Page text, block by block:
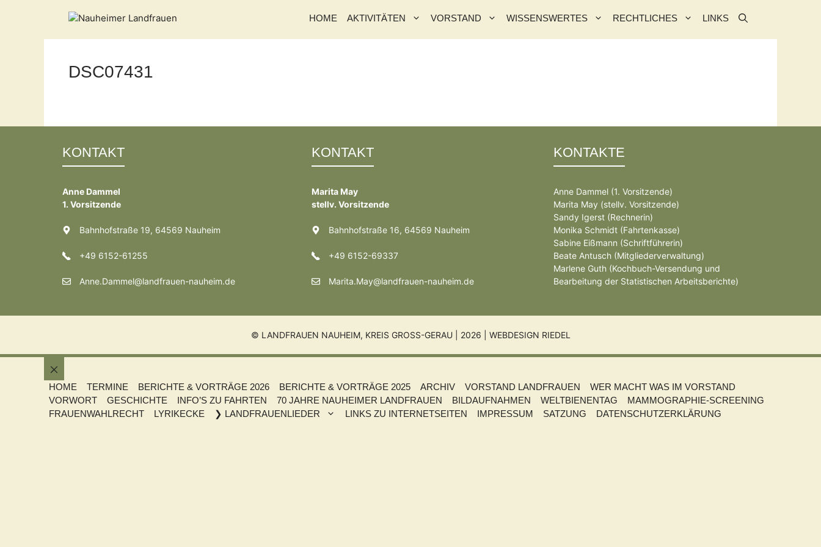
HOME AKTIVITÄTEN VORSTAND WISSENSWERTES RECHTLICHES LINKS
DSC07431
KONTAKT
Anne Dammel
1. Vorsitzende
Bahnhofstraße 19, 64569 Nauheim
+49 6152-61255
Anne.Dammel@landfrauen-nauheim.de
KONTAKT
Marita May
stellv. Vorsitzende
Bahnhofstraße 16, 64569 Nauheim
+49 6152-69337
Marita.May@landfrauen-nauheim.de
KONTAKTE
Anne Dammel (1. Vorsitzende)
Marita May (stellv. Vorsitzende)
Sandy Igerst (Rechnerin)
Monika Schmidt (Fahrtenkasse)
Sabine Eißmann (Schriftführerin)
Beate Antusch (Mitgliederverwaltung)
Marlene Guth (Kochbuch-Versendung und
Bearbeitung der Statistischen Arbeitsberichte)
© LANDFRAUEN NAUHEIM, KREIS GROSS-GERAU | 2026 | WEBDESIGN RIEDEL
Schließen
HOME
TERMINE BERICHTE & VORTRÄGE 2026 BERICHTE & VORTRÄGE 2025 ARCHIV VORSTAND LANDFRAUEN
WER MACHT WAS IM VORSTAND
VORWORT
GESCHICHTE INFO’S ZU FAHRTEN 70 JAHRE NAUHEIMER LANDFRAUEN BILDAUFNAHMEN WELTBIENENTAG
MAMMOGRAPHIE-SCREENING
FRAUENWAHLRECHT
LYRIKECKE ❯ LANDFRAUENLIEDER LINKS ZU INTERNETSEITEN IMPRESSUM SATZUNG DATENSCHUTZERKLÄRUNG